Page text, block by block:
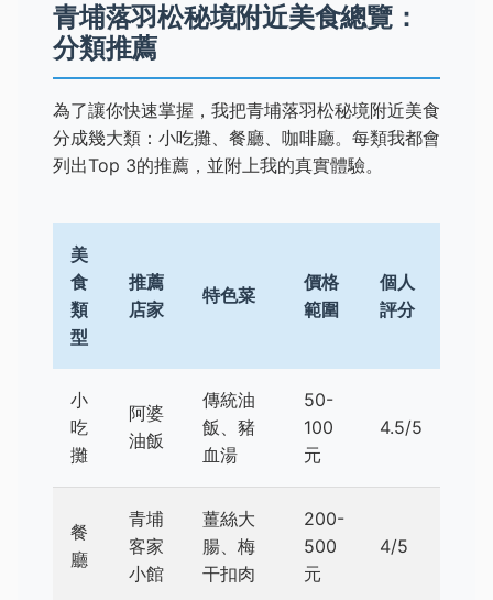
青埔落羽松秘境附近美食總覽：
分類推薦
為了讓你快速掌握，我把青埔落羽松秘境附近美食
分成幾大類：小吃攤、餐廳、咖啡廳。每類我都會
列出Top 3的推薦，並附上我的真實體驗。
美
食
類
型
推薦
店家
特色菜
價格
範圍
個人
評分
小
吃
攤
阿婆
油飯
傳統油
飯、豬
血湯
50-
100
元
4.5/5
餐
廳
青埔
客家
小館
薑絲大
腸、梅
干扣肉
200-
500
元
4/5